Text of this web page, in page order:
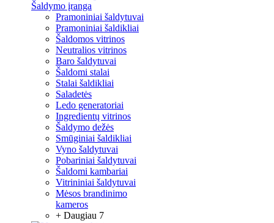
Šaldymo įranga
Pramoniniai šaldytuvai
Pramoniniai šaldikliai
Šaldomos vitrinos
Neutralios vitrinos
Baro šaldytuvai
Šaldomi stalai
Stalai šaldikliai
Saladetės
Ledo generatoriai
Ingredientų vitrinos
Šaldymo dežės
Smūginiai šaldikliai
Vyno šaldytuvai
Pobariniai šaldytuvai
Šaldomi kambariai
Vitrininiai šaldytuvai
Mėsos brandinimo
kameros
+ Daugiau 7